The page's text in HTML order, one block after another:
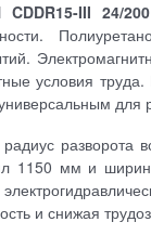
III 24/
условия
для
разворота
1150 мм и
и снижая